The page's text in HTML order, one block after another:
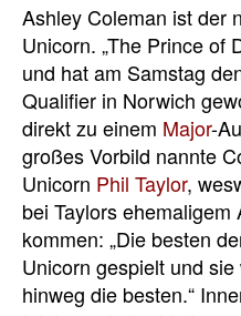
Ashley Coleman ist der
Unicorn. „The Prince of
und hat am Samstag
Qualifier in Norwich
direkt zu einem Major-
großes Vorbild nannte
Unicorn Phil Taylor,
bei Taylors
kommen: „Die besten
Unicorn gespielt und
hinweg die besten.“